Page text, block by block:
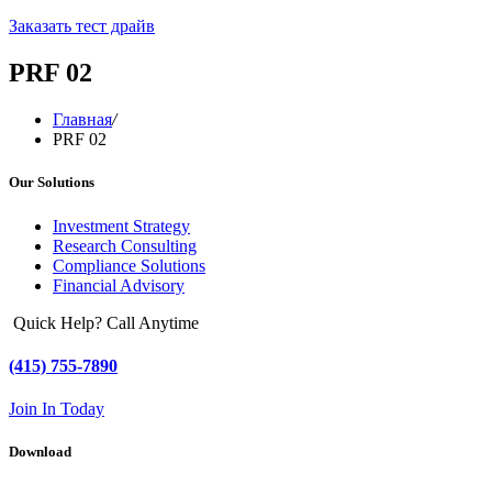
Заказать тест драйв
PRF 02
Главная/
PRF 02
Our Solutions
Investment Strategy
Research Consulting
Compliance Solutions
Financial Advisory
Quick Help? Call Anytime
(415) 755-7890
Join In Today
Download